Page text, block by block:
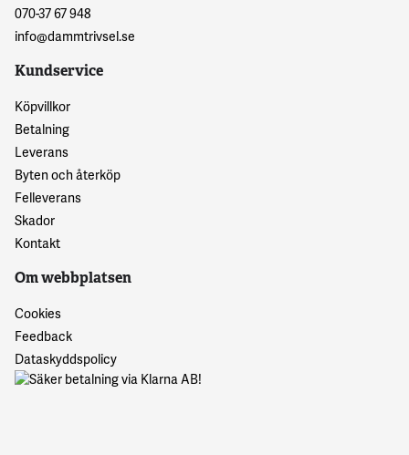
070-37 67 948
info@dammtrivsel.se
Kundservice
Köpvillkor
Betalning
Leverans
Byten och återköp
Felleverans
Skador
Kontakt
Om webbplatsen
Cookies
Feedback
Dataskyddspolicy